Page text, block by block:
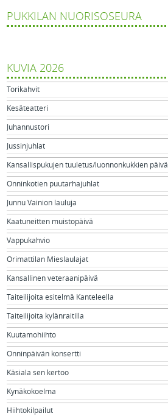
PUKKILAN NUORISOSEURA
KUVIA 2026
Torikahvit
Kesäteatteri
Juhannustori
Jussinjuhlat
Kansallispukujen tuuletus/luonnonkukkien päivä
Onninkotien puutarhajuhlat
Junnu Vainion lauluja
Kaatuneitten muistopäivä
Vappukahvio
Orimattilan Mieslaulajat
Kansallinen veteraanipäivä
Taiteilijoita esitelmä Kanteleella
Taiteilijoita kylänraitilla
Kuutamohiihto
Onninpäivän konsertti
Käsiala sen kertoo
Kynäkokoelma
Hiihtokilpailut